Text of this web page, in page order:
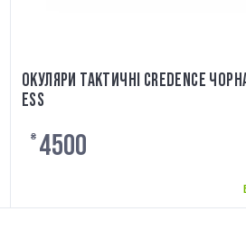
ОКУЛЯРИ ТАКТИЧНІ CREDENCE
ESS
₴ 4500